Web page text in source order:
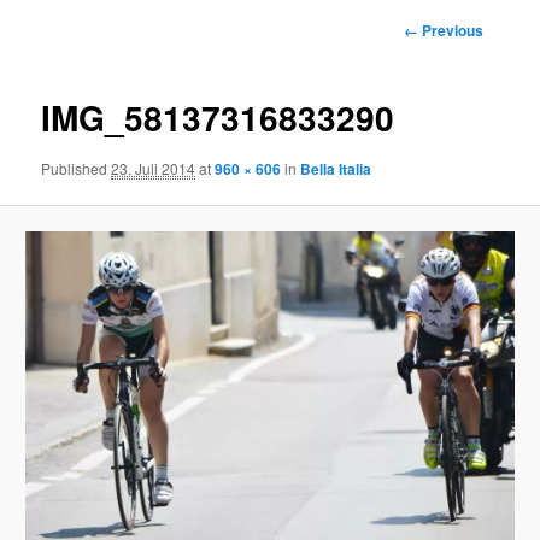
Image
← Previous
IMG_58137316833290
Published23. Juli 2014at960 × 606in Bella Italia